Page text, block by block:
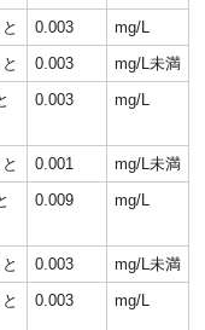
0.003
mg/L
0.003
mg/L未満
0.003 mg/L
0.001
mg/L未満
0.009 mg/L
0.003
mg/L未満
0.003 mg/L